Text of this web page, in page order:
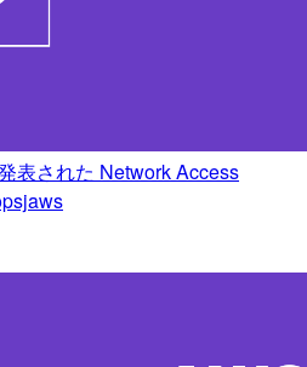
表された Network Access